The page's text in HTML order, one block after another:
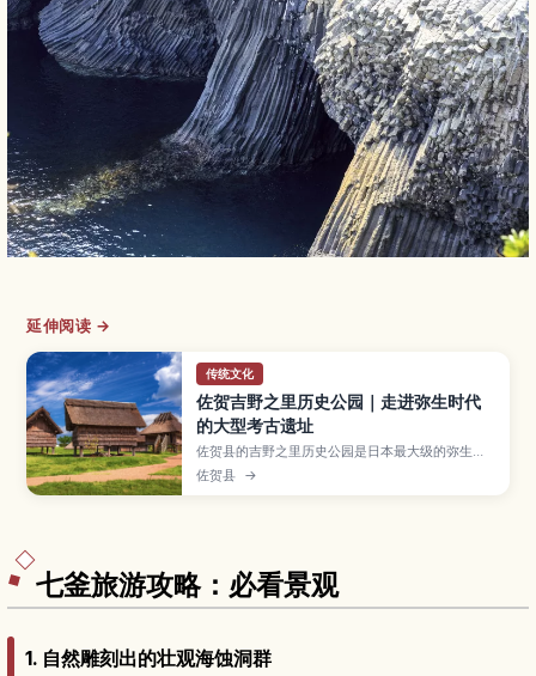
延伸阅读 →
传统文化
佐贺吉野之里历史公园｜走进弥生时代
的大型考古遗址
佐贺县的吉野之里历史公园是日本最大级的弥生时
代环壕聚落遗址之一，整片区域重现了古代村落与
防御设施。文章将介绍复原的竖穴住居与高床仓
佐贺县 →
七釜旅游攻略：必看景观
1. 自然雕刻出的壮观海蚀洞群